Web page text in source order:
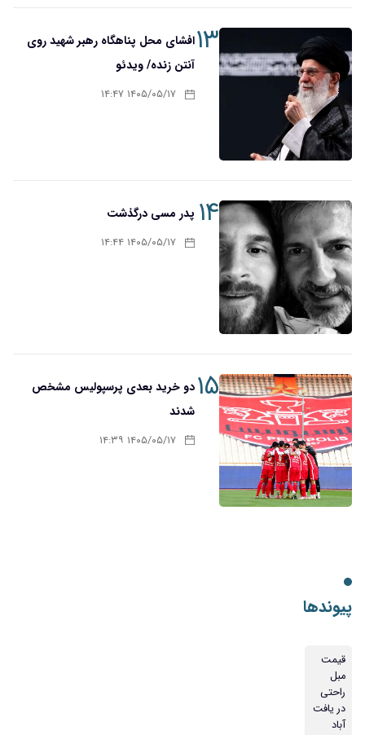
۱۳افشای محل پناهگاه‌ رهبر شهید روی
آنتن زنده/ ویدئو
۱۴۰۵/۰۵/۱۷ ۱۴:۴۷
۱۴ پدر مسی درگذشت
۱۴۰۵/۰۵/۱۷ ۱۴:۴۴
۱۵دو خرید بعدی پرسپولیس مشخص
شدند
۱۴۰۵/۰۵/۱۷ ۱۴:۳۹
پیوندها
قیمت
مبل
راحتی
در یافت
آباد